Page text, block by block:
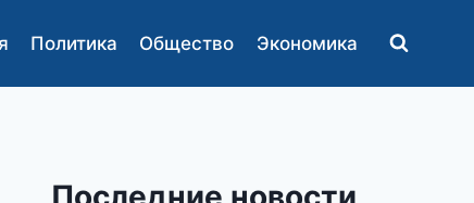
Политика Общество Экономика